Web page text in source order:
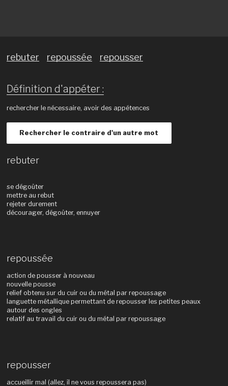
rebuter repoussée repousser
Définition d'appéter :
rechercher le nécessaire, avoir des appétences
Rechercher le contraire d'un autre mot
rebuter
se dégoûter
mettre au rebut
rejeter durement
décourager, dégoûter, ennuyer
repoussée
action de pousser à nouveau
nouvelle pousse
relief obtenu sur du cuir ou du métal par repoussage
languette métallique permettant de repousser les petites peaux
autour des ongles
relatif au travail du cuir ou du métal par repoussage
repousser
accueillir mal (allez, il ne vous repoussera pas)